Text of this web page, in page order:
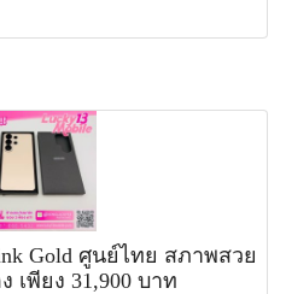
Gold ศูนย์ไทย สภาพสวย
เพียง 31,900 บาท